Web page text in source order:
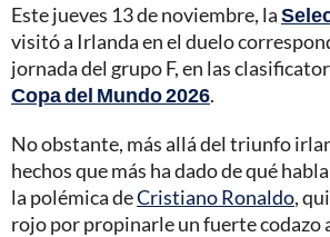
Este jueves 13 de noviembre, la
visitó a Irlanda en el duelo
jornada del grupo F, en las
Copa del Mundo 2026.
No obstante, más allá del triunfo
hechos que más ha dado de qué
la polémica deCristiano Ronaldo,
rojo por propinarle un fuerte codazo